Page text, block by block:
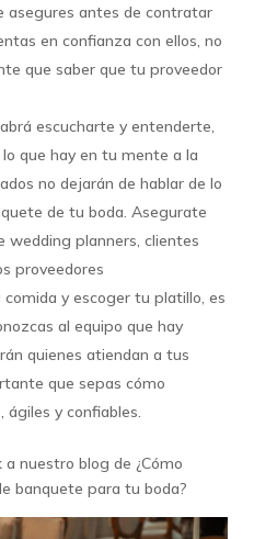
asegures antes de contratar
en confianza con ellos, no
que saber que tu proveedor
escucharte y entenderte,
que hay en tu mente a la
no dejarán de hablar de lo
de tu boda. Asegurate
wedding planners, clientes
proveedores
y escoger tu platillo, es
al equipo que hay
quienes atiendan a tus
que sepas cómo
ágiles y confiables.
nuestro blog de ¿Cómo
banquete para tu boda?